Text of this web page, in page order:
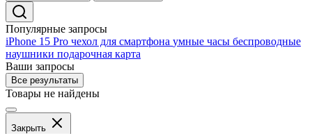
Популярные запросы
iPhone 15 Pro чехол для смартфона умные часы беспроводные
наушники подарочная карта
Ваши запросы
Все результаты
Товары не найдены
Закрыть